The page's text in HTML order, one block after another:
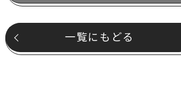
一覧にもどる